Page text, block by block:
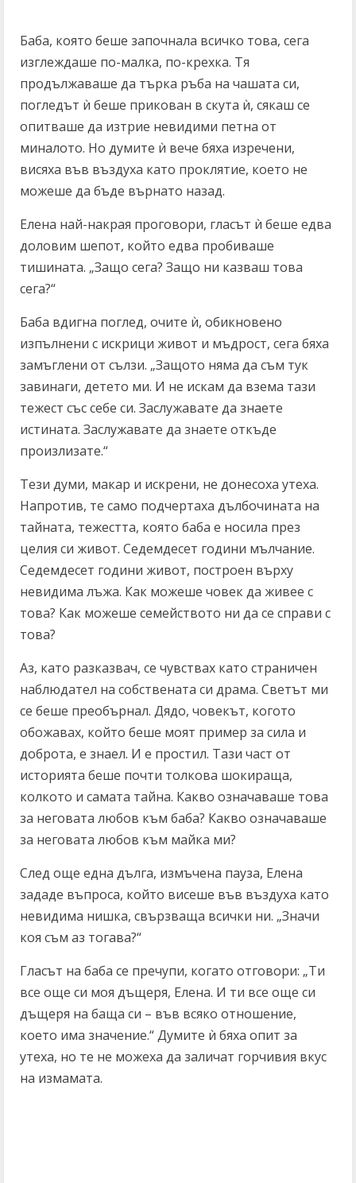
Баба, която беше започнала всичко това, сега
изглеждаше по-малка, по-крехка. Тя
продължаваше да търка ръба на чашата си,
погледът ѝ беше прикован в скута ѝ, сякаш се
опитваше да изтрие невидими петна от
миналото. Но думите ѝ вече бяха изречени,
висяха във въздуха като проклятие, което не
можеше да бъде върнато назад.
Елена най-накрая проговори, гласът ѝ беше едва
доловим шепот, който едва пробиваше
тишината. „Защо сега? Защо ни казваш това
сега?“
Баба вдигна поглед, очите ѝ, обикновено
изпълнени с искрици живот и мъдрост, сега бяха
замъглени от сълзи. „Защото няма да съм тук
завинаги, детето ми. И не искам да взема тази
тежест със себе си. Заслужавате да знаете
истината. Заслужавате да знаете откъде
произлизате.“
Тези думи, макар и искрени, не донесоха утеха.
Напротив, те само подчертаха дълбочината на
тайната, тежестта, която баба е носила през
целия си живот. Седемдесет години мълчание.
Седемдесет години живот, построен върху
невидима лъжа. Как можеше човек да живее с
това? Как можеше семейството ни да се справи с
това?
Аз, като разказвач, се чувствах като страничен
наблюдател на собствената си драма. Светът ми
се беше преобърнал. Дядо, човекът, когото
обожавах, който беше моят пример за сила и
доброта, е знаел. И е простил. Тази част от
историята беше почти толкова шокираща,
колкото и самата тайна. Какво означаваше това
за неговата любов към баба? Какво означаваше
за неговата любов към майка ми?
След още една дълга, измъчена пауза, Елена
зададе въпроса, който висеше във въздуха като
невидима нишка, свързваща всички ни. „Значи
коя съм аз тогава?“
Гласът на баба се пречупи, когато отговори: „Ти
все още си моя дъщеря, Елена. И ти все още си
дъщеря на баща си – във всяко отношение,
което има значение.“ Думите ѝ бяха опит за
утеха, но те не можеха да заличат горчивия вкус
на измамата.